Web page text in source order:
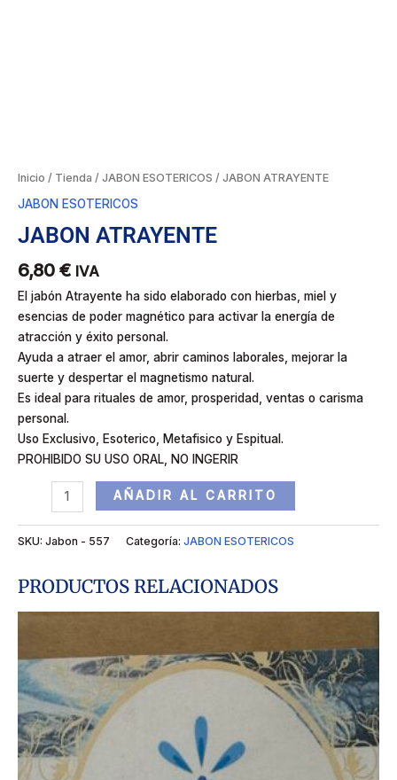
Inicio / Tienda / JABON ESOTERICOS / JABON ATRAYENTE
JABON ESOTERICOS
JABON ATRAYENTE
6,80 € IVA
El jabón Atrayente ha sido elaborado con hierbas, miel y
esencias de poder magnético para activar la energía de
atracción y éxito personal.
Ayuda a atraer el amor, abrir caminos laborales, mejorar la
suerte y despertar el magnetismo natural.
Es ideal para rituales de amor, prosperidad, ventas o carisma
personal.
Uso Exclusivo, Esoterico, Metafisico y Espitual.
PROHIBIDO SU USO ORAL, NO INGERIR
AÑADIR AL CARRITO
SKU: Jabon - 557 Categoría: JABON ESOTERICOS
PRODUCTOS RELACIONADOS